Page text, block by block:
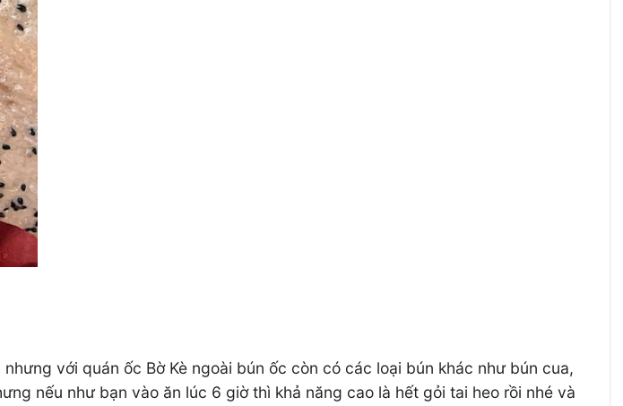
với quán ốc Bờ Kè ngoài bún ốc còn có các loại bún khác như bún cua,
nếu như bạn vào ăn lúc 6 giờ thì khả năng cao là hết gỏi tai heo rồi nhé và